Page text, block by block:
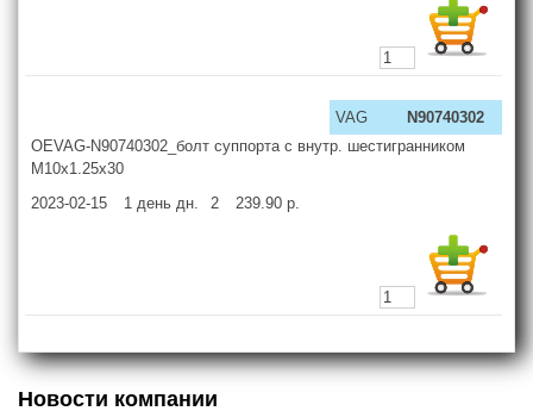
VAG
N90740302
OEVAG-N90740302_болт суппорта с внутр. шестигранником
M10x1.25x30
2023-02-15
1 день дн. 2 239.90 р.
Новости компании